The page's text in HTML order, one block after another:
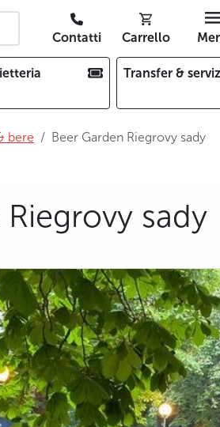
Contatti Carrello
Transfer &
bere Beer Garden Riegrovy sady
sady